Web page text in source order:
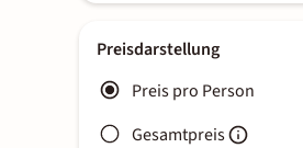
Preisdarstellung
Preis pro Person
Gesamtpreis